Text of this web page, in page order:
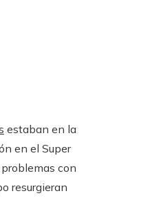
estaban en la
en el Super
con
resurgieran